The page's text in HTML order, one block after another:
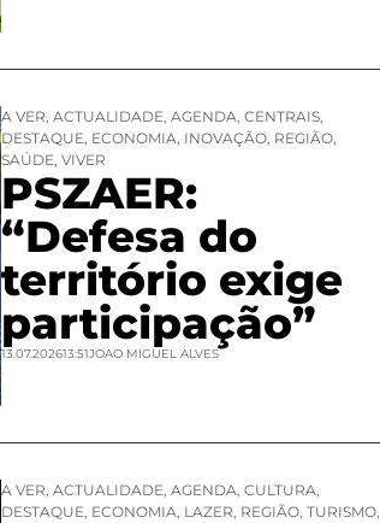
A VER, ACTUALIDADE, AGENDA, CENTRAIS,
DESTAQUE, ECONOMIA, INOVAÇÃO, REGIÃO,
SAÚDE, VIVER
PSZAER:
“Defesa do
território exige
participação”
13.07.202613:51JOAO MIGUEL ALVES
A VER, ACTUALIDADE, AGENDA, CULTURA,
DESTAQUE, ECONOMIA, LAZER, REGIÃO, TURISMO,